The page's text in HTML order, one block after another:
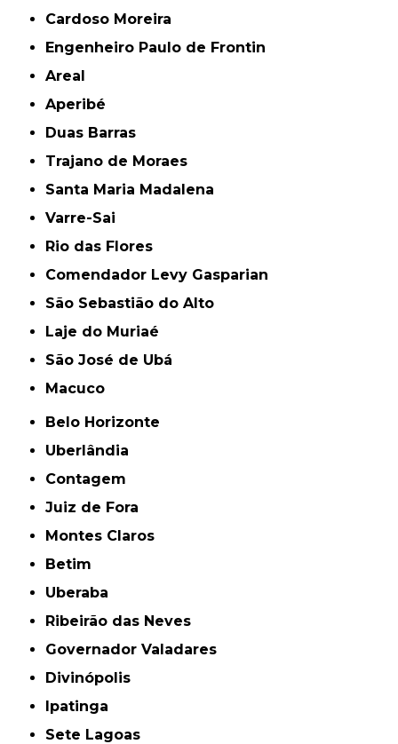
Cardoso Moreira
Engenheiro Paulo de Frontin
Areal
Aperibé
Duas Barras
Trajano de Moraes
Santa Maria Madalena
Varre-Sai
Rio das Flores
Comendador Levy Gasparian
São Sebastião do Alto
Laje do Muriaé
São José de Ubá
Macuco
Belo Horizonte
Uberlândia
Contagem
Juiz de Fora
Montes Claros
Betim
Uberaba
Ribeirão das Neves
Governador Valadares
Divinópolis
Ipatinga
Sete Lagoas